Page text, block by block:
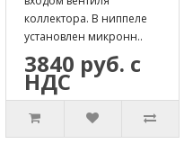
коллектора. В ниппеле
установлен микронн..
3840 руб. с
НДС